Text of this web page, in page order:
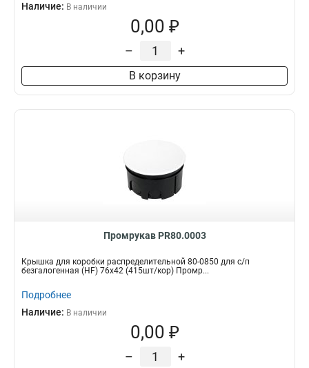
Наличие: В наличии
0,00 ₽
– +
В корзину
Промрукав PR80.0003
Крышка для коробки распределительной 80-0850 для с/п
безгалогенная (HF) 76х42 (415шт/кор) Промр...
Подробнее
Наличие: В наличии
0,00 ₽
– +